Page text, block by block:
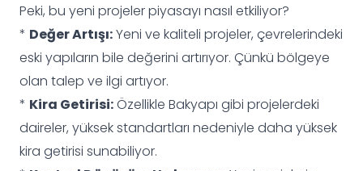
Peki, bu yeni projeler piyasayı nasıl etkiliyor?
* Değer Artışı:Yeni ve kaliteli projeler, çevrelerindeki
eski yapıların bile değerini artırıyor. Çünkü bölgeye
olan talep ve ilgi artıyor.
* Kira Getirisi:Özellikle Bakyapı gibi projelerdeki
daireler, yüksek standartları nedeniyle daha yüksek
kira getirisi sunabiliyor.